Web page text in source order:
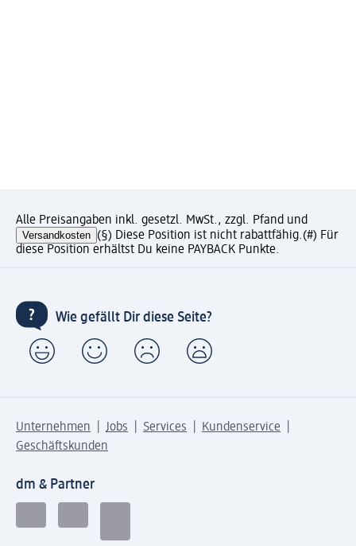
Alle Preisangaben inkl. gesetzl. MwSt., zzgl. Pfand und
Versandkosten (§) Diese Position ist nicht rabattfähig.(#) Für
diese Position erhältst Du keine PAYBACK Punkte.
Wie gefällt Dir diese Seite?
Unternehmen Jobs Services
Kundenservice
Geschäftskunden
dm & Partner